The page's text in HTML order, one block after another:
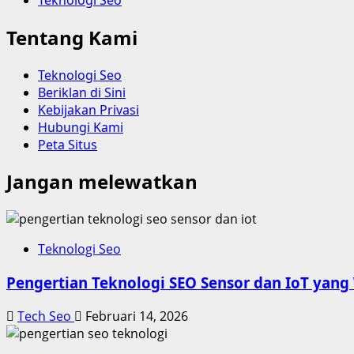
Tentang Kami
Teknologi Seo
Beriklan di Sini
Kebijakan Privasi
Hubungi Kami
Peta Situs
Jangan melewatkan
Teknologi Seo
Pengertian Teknologi SEO Sensor dan IoT
Tech Seo Februari 14, 2026